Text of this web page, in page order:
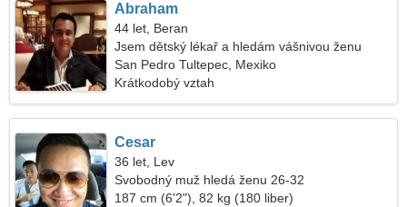
Abraham
44 let, Beran
Jsem dětský lékař a hledám vášnivou ženu
San Pedro Tultepec, Mexiko
Krátkodobý vztah
Cesar
36 let, Lev
Svobodný muž hledá ženu 26-32
187 cm (6'2"), 82 kg (180 liber)